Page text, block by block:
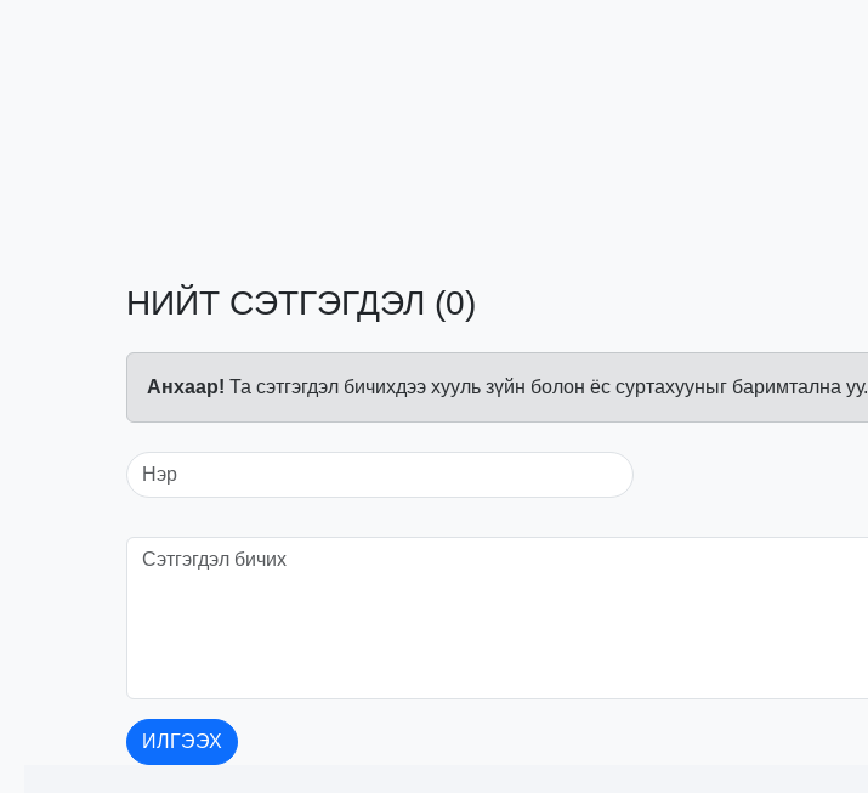
НИЙТ СЭТГЭГДЭЛ (0)
Анхаар! Та сэтгэгдэл бичихдээ хууль зүйн болон ёс суртахууныг баримтална уу.
ИЛГЭЭХ